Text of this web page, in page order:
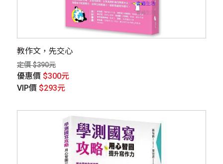
教作文，先交心
定價 $390元
優惠價 $300元
VIP價 $293元